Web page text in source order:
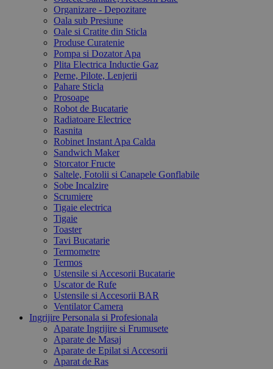
Organizare - Depozitare
Oala sub Presiune
Oale si Cratite din Sticla
Produse Curatenie
Pompa si Dozator Apa
Plita Electrica Inductie Gaz
Perne, Pilote, Lenjerii
Pahare Sticla
Prosoape
Robot de Bucatarie
Radiatoare Electrice
Rasnita
Robinet Instant Apa Calda
Sandwich Maker
Storcator Fructe
Saltele, Fotolii si Canapele Gonflabile
Sobe Incalzire
Scrumiere
Tigaie electrica
Tigaie
Toaster
Tavi Bucatarie
Termometre
Termos
Ustensile si Accesorii Bucatarie
Uscator de Rufe
Ustensile si Accesorii BAR
Ventilator Camera
Ingrijire Personala si Profesionala
Aparate Ingrijire si Frumusete
Aparate de Masaj
Aparate de Epilat si Accesorii
Aparat de Ras